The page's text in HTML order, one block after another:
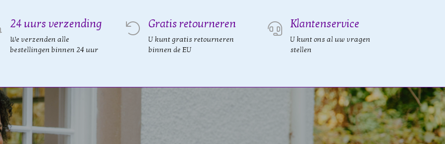
24 uurs verzending
We verzenden alle
bestellingen binnen 24 uur
Gratis retourneren
U kunt gratis retourneren
binnen de EU
Klantenservice
U kunt ons al uw vragen
stellen